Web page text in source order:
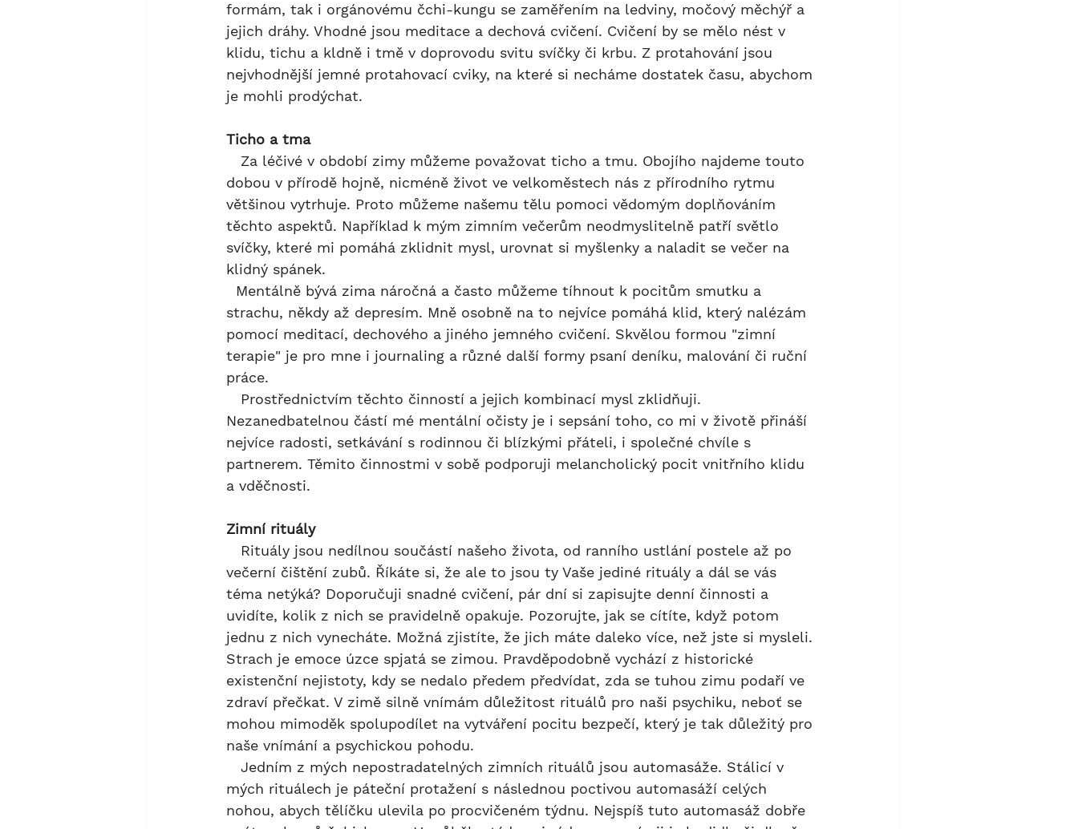
formám, tak i orgánovému čchi-kungu se zaměřením na ledviny, močový měchýř a
jejich dráhy. Vhodné jsou meditace a dechová cvičení. Cvičení by se mělo nést v
klidu, tichu a kldně i tmě v doprovodu svitu svíčky či krbu. Z protahování jsou
nejvhodnější jemné protahovací cviky, na které si necháme dostatek času, abychom
je mohli prodýchat.
Ticho a tma
dobou v přírodě hojně, nicméně život ve velkoměstech nás z přírodního rytmu
většinou vytrhuje. Proto můžeme našemu tělu pomoci vědomým doplňováním
těchto aspektů. Například k mým zimním večerům neodmyslitelně patří světlo
svíčky, které mi pomáhá zklidnit mysl, urovnat si myšlenky a naladit se večer na
klidný spánek.
strachu, někdy až depresím. Mně osobně na to nejvíce pomáhá klid, který nalézám
pomocí meditací, dechového a jiného jemného cvičení. Skvělou formou "zimní
terapie" je pro mne i journaling a různé další formy psaní deníku, malování či ruční
práce.
Nezanedbatelnou částí mé mentální očisty je i sepsání toho, co mi v životě přináší
nejvíce radosti, setkávání s rodinnou či blízkými přáteli, i společné chvíle s
partnerem. Těmito činnostmi v sobě podporuji melancholický pocit vnitřního klidu
a vděčnosti.
Zimní rituály
večerní čištění zubů. Říkáte si, že ale to jsou ty Vaše jediné rituály a dál se vás
téma netýká? Doporučuji snadné cvičení, pár dní si zapisujte denní činnosti a
uvidíte, kolik z nich se pravidelně opakuje. Pozorujte, jak se cítíte, když potom
jednu z nich vynecháte. Možná zjistíte, že jich máte daleko více, než jste si mysleli.
Strach je emoce úzce spjatá se zimou. Pravděpodobně vychází z historické
existenční nejistoty, kdy se nedalo předem předvídat, zda se tuhou zimu podaří ve
zdraví přečkat. V zimě silně vnímám důležitost rituálů pro naši psychiku, neboť se
mohou mimoděk spolupodílet na vytváření pocitu bezpečí, který je tak důležitý pro
naše vnímání a psychickou pohodu.
mých rituálech je páteční protažení s následnou poctivou automasáží celých
nohou, abych tělíčku ulevila po procvičeném týdnu. Nejspíš tuto automasáž dobře